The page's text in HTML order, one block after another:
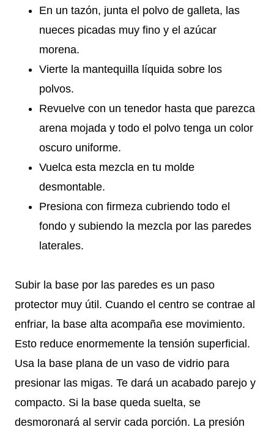
En un tazón, junta el polvo de galleta, las
nueces picadas muy fino y el azúcar
morena.
Vierte la mantequilla líquida sobre los
polvos.
Revuelve con un tenedor hasta que parezca
arena mojada y todo el polvo tenga un color
oscuro uniforme.
Vuelca esta mezcla en tu molde
desmontable.
Presiona con firmeza cubriendo todo el
fondo y subiendo la mezcla por las paredes
laterales.
Subir la base por las paredes es un paso
protector muy útil. Cuando el centro se contrae al
enfriar, la base alta acompaña ese movimiento.
Esto reduce enormemente la tensión superficial.
Usa la base plana de un vaso de vidrio para
presionar las migas. Te dará un acabado parejo y
compacto. Si la base queda suelta, se
desmoronará al servir cada porción. La presión